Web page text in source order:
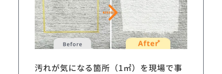
汚れが気になる箇所（1㎡）を現場で事